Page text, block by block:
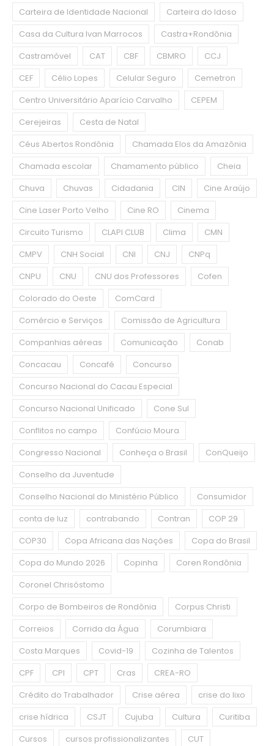
Carteira de Identidade Nacional
Carteira do Idoso
Casa da Cultura Ivan Marrocos
Castra+Rondônia
Castramóvel
CAT CBF CBMRO
CCJ
CEF
Célio Lopes Celular Seguro
Cemetron
Centro Universitário Aparício Carvalho
CEPEM
Cerejeiras
Cesta de Natal
Céus Abertos Rondônia
Chamada Elos da Amazônia
Chamada escolar
Chamamento público
Cheia
Chuva
Chuvas Cidadania CIN
Cine Araújo
Cine Laser Porto Velho
Cine RO
Cinema
Circuito Turismo
CLAPI CLUB Clima
CMN
CMPV
CNH Social CNI CNJ
CNPq
CNPU
CNU CNU dos Professores
Cofen
Colorado do Oeste
ComCard
Comércio e Serviços
Comissão de Agricultura
Companhias aéreas
Comunicação
Conab
Concacau
Concafé
Concurso
Concurso Nacional do Cacau Especial
Concurso Nacional Unificado
Cone Sul
Conflitos no campo
Confúcio Moura
Congresso Nacional
Conheça o Brasil
ConQueijo
Conselho da Juventude
Conselho Nacional do Ministério Público
Consumidor
conta de luz
contrabando Contran
COP 29
COP30
Copa Africana das Nações
Copa do Brasil
Copa do Mundo 2026
Copinha
Coren Rondônia
Coronel Chrisóstomo
Corpo de Bombeiros de Rondônia
Corpus Christi
Correios
Corrida da Água
Corumbiara
Costa Marques
Covid-19
Cozinha de Talentos
CPF
CPI CPT Cras
CREA-RO
Crédito do Trabalhador
Crise aérea
crise do lixo
crise hídrica
CSJT Cujuba Cultura
Curitiba
Cursos
cursos profissionalizantes
CUT